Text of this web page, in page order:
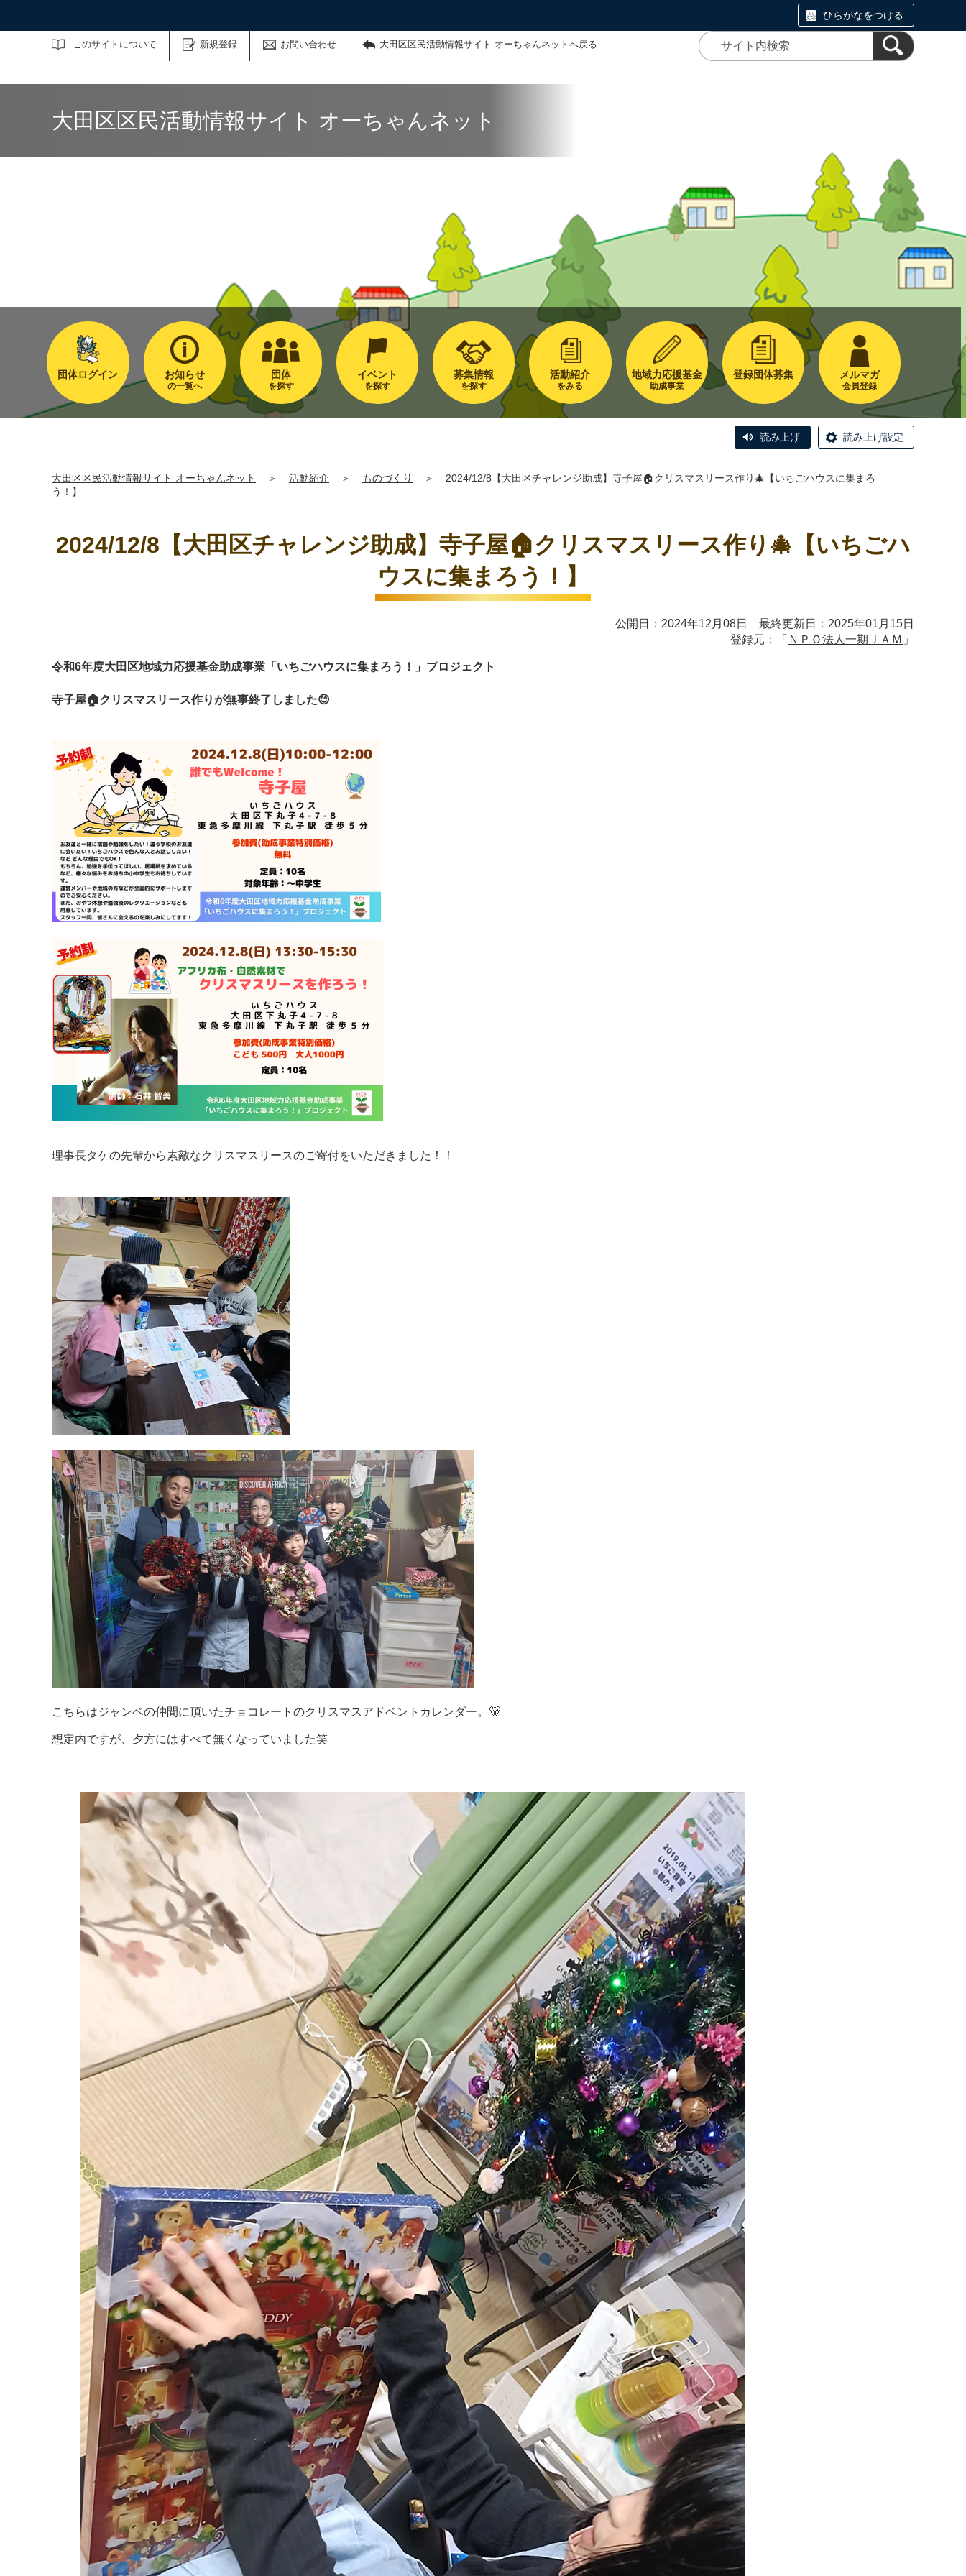
ひらがなをつける
このサイトについて 新規登録 お問い合わせ 大田区区民活動情報サイト オーちゃんネットへ戻る
サイト内検索
大田区区民活動情報サイト オーちゃんネット
団体ログイン お知らせ
の一覧へ
団体
を探す
イベント
を探す
募集情報
を探す
活動紹介
をみる
地域力応援基金
助成事業
登録団体募集 メルマガ
会員登録
読み上げ 読み上げ設定
大田区区民活動情報サイト オーちゃんネット ＞ 活動紹介 ＞ ものづくり ＞
2024/12/8【大田区チャレンジ助成】寺子屋🏠クリスマスリース作り🎄【いちごハウスに集まろ
う！】
2024/12/8【大田区チャレンジ助成】寺子屋🏠クリスマスリース作り🎄【いちごハ
ウスに集まろう！】
公開日：2024年12月08日 最終更新日：2025年01月15日
登録元：「 ＮＰＯ法人一期ＪＡＭ 」
令和6年度大田区地域力応援基金助成事業「いちごハウスに集まろう！」プロジェクト
寺子屋🏠クリスマスリース作りが無事終了しました😊
理事長タケの先輩から素敵なクリスマスリースのご寄付をいただきました！！
こちらはジャンベの仲間に頂いたチョコレートのクリスマスアドベントカレンダー。🐻
想定内ですが、夕方にはすべて無くなっていました笑